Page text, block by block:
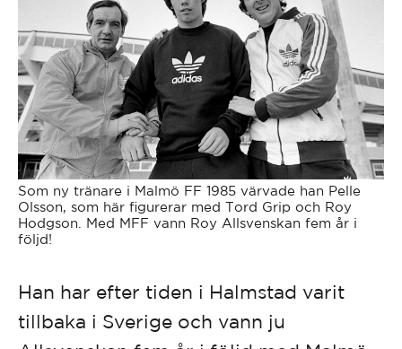
Som ny tränare i Malmö FF 1985 värvade han Pelle
Olsson, som här figurerar med Tord Grip och Roy
Hodgson. Med MFF vann Roy Allsvenskan fem år i
följd!
Han har efter tiden i Halmstad varit
tillbaka i Sverige och vann ju